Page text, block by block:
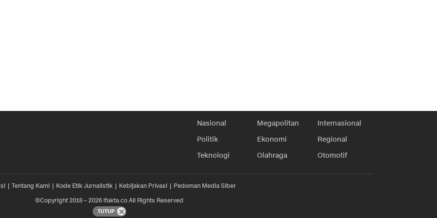
Nasional Megapolitan
Internasional
Politik
Ekonomi
Regional
Teknologi
Olahraga Otomotif
Tentang Kami Kode Etik Jurnalistik Kebijakan Privasi
Pedoman Media Siber
©Copyright 2018 – 2026 ifakta.co All Rights Reserved
TUTUP